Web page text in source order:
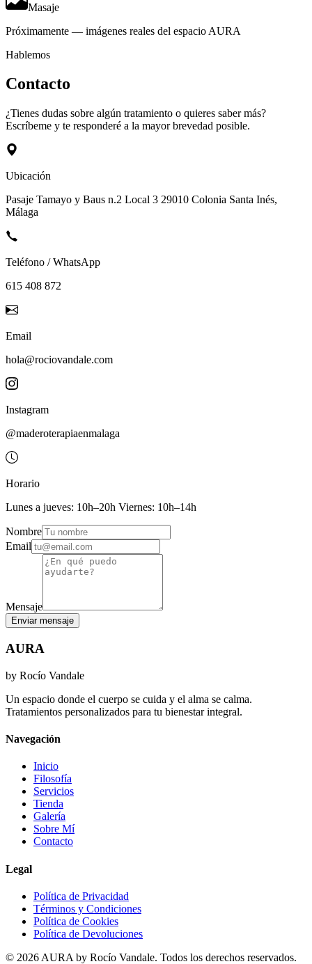
Masaje
Próximamente — imágenes reales del espacio AURA
Hablemos
Contacto
¿Tienes dudas sobre algún tratamiento o quieres saber más?
Escríbeme y te responderé a la mayor brevedad posible.
Ubicación
Pasaje Tamayo y Baus n.2 Local 3 29010 Colonia Santa Inés,
Málaga
Teléfono / WhatsApp
615 408 872
Email
hola@rociovandale.com
Instagram
@maderoterapiaenmalaga
Horario
Lunes a jueves: 10h–20h Viernes: 10h–14h
Nombre
Email
Mensaje
Enviar mensaje
AURA
by Rocío Vandale
Un espacio donde el cuerpo se cuida y el alma se calma.
Tratamientos personalizados para tu bienestar integral.
Navegación
Inicio
Filosofía
Servicios
Tienda
Galería
Sobre Mí
Contacto
Legal
Política de Privacidad
Términos y Condiciones
Política de Cookies
Política de Devoluciones
© 2026 AURA by Rocío Vandale. Todos los derechos reservados.